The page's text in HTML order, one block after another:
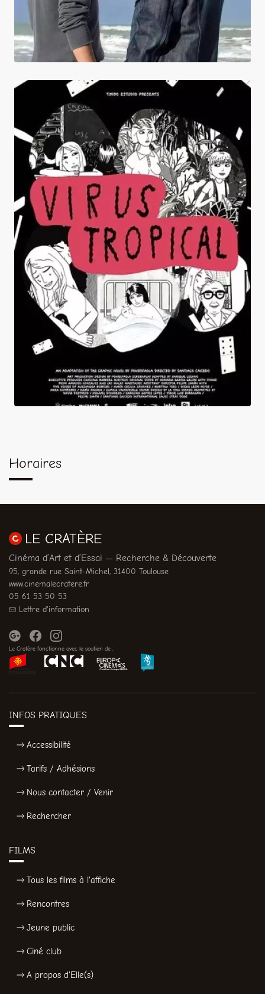
Virus tropical
Horaires
LE CRATÈRE
Cinéma d’Art et d’Essai — Recherche & Découverte
95, grande rue Saint-Michel, 31400 Toulouse
www.cinemalecratere.fr
05 61 53 50 53
Lettre d'information
Le Cratère fonctionne avec le soutien de :
INFOS PRATIQUES
Accessibilité
Tarifs / Adhésions
Nous contacter / Venir
Rechercher
FILMS
Tous les films à l'affiche
Rencontres
Jeune public
Ciné club
A propos d'Elle(s)